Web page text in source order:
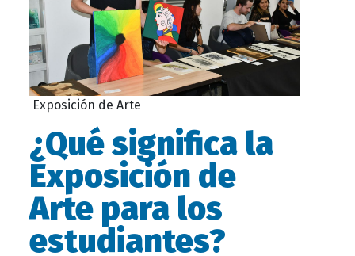
Exposición de Arte
¿Qué significa la
Exposición de
Arte para los
estudiantes?